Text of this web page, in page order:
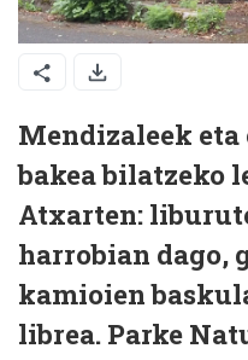
Mendizaleek
bakea bilatzeko
Atxarten:
harrobian dago,
kamioien
librea. Parke